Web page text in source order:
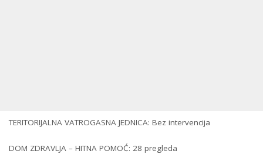
TERITORIJALNA VATROGASNA JEDNICA: Bez intervencija
DOM ZDRAVLJA – HITNA POMOĆ: 28 pregleda